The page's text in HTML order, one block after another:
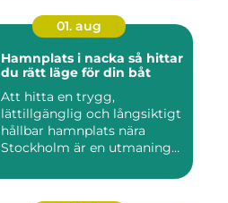
01. aug
Hamnplats i nacka så hittar
du rätt läge för din båt
Att hitta en trygg,
lättillgänglig och långsiktigt
hållbar hamnplats nära
Stockholm är en utmaning